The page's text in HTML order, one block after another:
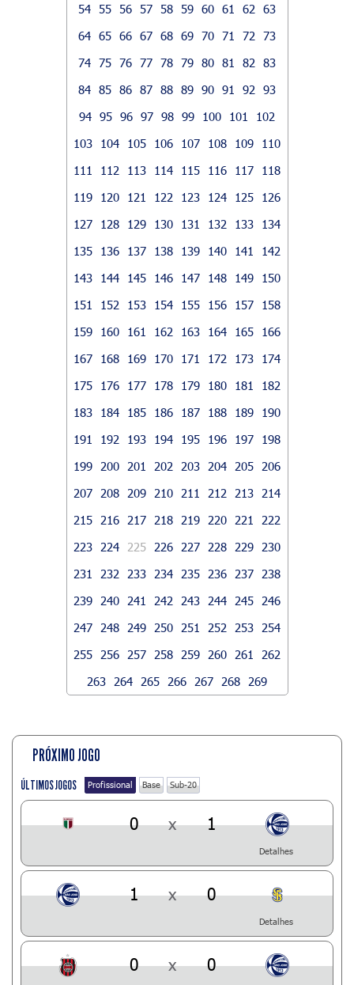
54 55 56 57 58 59 60 61 62
63
64 65 66 67 68 69 70 71 72
73
74 75 76 77 78 79 80 81 82
83
84 85 86 87 88 89 90 91 92
93
94 95 96 97 98 99 100 101
102
103
104 105 106 107 108 109
110
111
112 113 114 115 116 117
118
119
120 121 122 123 124 125
126
127
128 129 130 131 132 133
134
135
136 137 138 139 140 141
142
143
144 145 146 147 148 149
150
151
152 153 154 155 156 157
158
159
160 161 162 163 164 165
166
167
168 169 170 171 172 173
174
175
176 177 178 179 180 181
182
183
184 185 186 187 188 189
190
191
192 193 194 195 196 197
198
199
200 201 202 203 204 205
206
207
208 209 210 211 212 213
214
215
216 217 218 219 220 221
222
223
224 225 226 227 228 229
230
231
232 233 234 235 236 237
238
239
240 241 242 243 244 245
246
247
248 249 250 251 252 253
254
255
256 257 258 259 260 261
262
263
264 265 266 267 268 269
PRÓXIMO JOGO
ÚLTIMOS JOGOS Profissional Base Sub-20
0 x 1
Detalhes
1 x 0
Detalhes
0 x 0